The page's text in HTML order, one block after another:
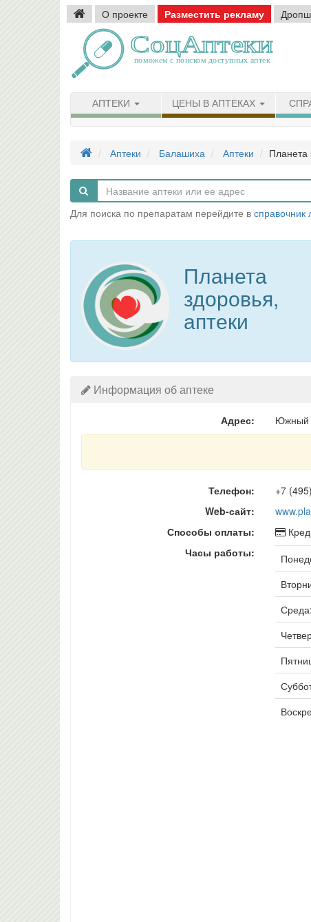
О проекте Разместить рекламу
АПТЕКИ ЦЕНЫ В АПТЕКАХ
Аптеки Балашиха Аптеки Планета
Для поиска по препаратам перейдите в справочник
Планета
здоровья,
аптеки
Информация об аптеке
Адрес: Южный
Телефон:
+7
Web-сайт:
Способы оплаты:
Часы работы: